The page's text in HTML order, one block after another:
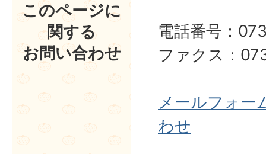
このページに
関する
お問い合わせ
電話番号：
ファクス：
メールフォー
わせ